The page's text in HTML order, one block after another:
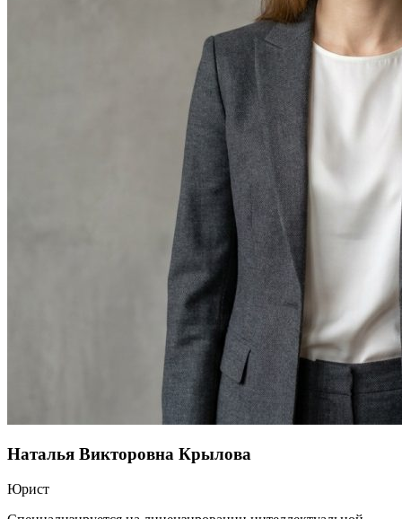
Наталья Викторовна Крылова
Юрист